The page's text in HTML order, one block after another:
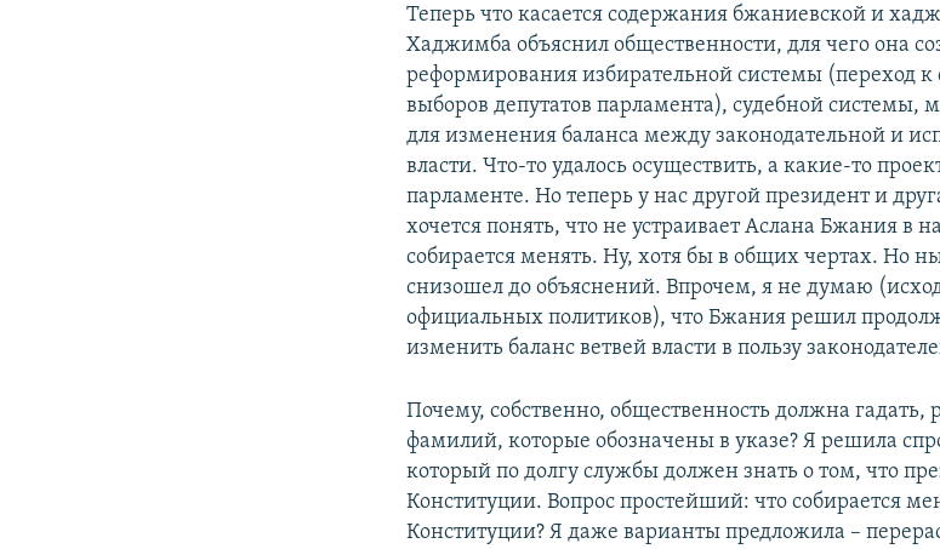
Теперь что касается содержания бжаниевской и
Хаджимба объяснил общественности, для чего она
реформирования избирательной системы (переход
выборов депутатов парламента), судебной системы,
для изменения баланса между законодательной и
власти. Что-то удалось осуществить, а какие-то
парламенте. Но теперь у нас другой президент и
хочется понять, что не устраивает Аслана Бжания в
собирается менять. Ну, хотя бы в общих чертах. Но
снизошел до объяснений. Впрочем, я не думаю
официальных политиков), что Бжания решил
изменить баланс ветвей власти в пользу
Почему, собственно, общественность должна гадать,
фамилий, которые обозначены в указе? Я решила
который по долгу службы должен знать о том, что
Конституции. Вопрос простейший: что собирается
Конституции? Я даже варианты предложила –